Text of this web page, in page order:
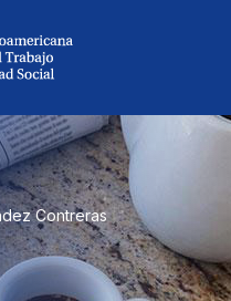
Contreras